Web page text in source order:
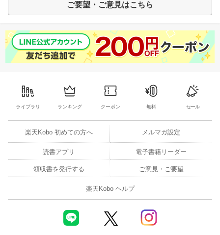
ご要望・ご意見はこちら
ライブラリ ランキング クーポン 無料 セール
楽天Kobo 初めての方へ メルマガ設定
読書アプリ 電子書籍リーダー
領収書を発行する ご意見・ご要望
楽天Kobo ヘルプ